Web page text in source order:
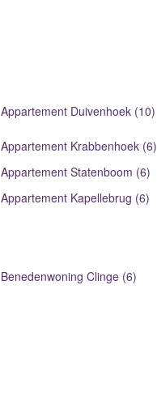
Appartement Duivenhoek (10)
Appartement Krabbenhoek (6)
Appartement Statenboom (6)
Appartement Kapellebrug (6)
Benedenwoning Clinge (6)